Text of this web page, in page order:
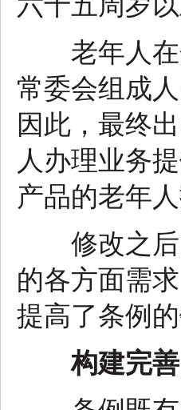
老年人在
常委会组成
因此，最终
人办理业务
产品的老年
修改之后
的各方面需
提高了条例
构建完